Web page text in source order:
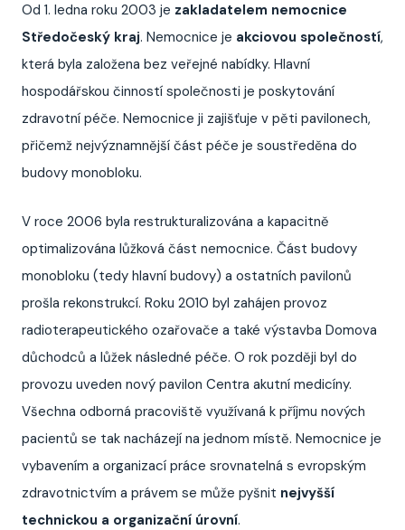
Od 1. ledna roku 2003 je zakladatelem nemocnice
Středočeský kraj. Nemocnice je akciovou společností,
která byla založena bez veřejné nabídky. Hlavní
hospodářskou činností společnosti je poskytování
zdravotní péče. Nemocnice ji zajišťuje v pěti pavilonech,
přičemž nejvýznamnější část péče je soustředěna do
budovy monobloku.
V roce 2006 byla restrukturalizována a kapacitně
optimalizována lůžková část nemocnice. Část budovy
monobloku (tedy hlavní budovy) a ostatních pavilonů
prošla rekonstrukcí. Roku 2010 byl zahájen provoz
radioterapeutického ozařovače a také výstavba Domova
důchodců a lůžek následné péče. O rok později byl do
provozu uveden nový pavilon Centra akutní medicíny.
Všechna odborná pracoviště využívaná k příjmu nových
pacientů se tak nacházejí na jednom místě. Nemocnice je
vybavením a organizací práce srovnatelná s evropským
zdravotnictvím a právem se může pyšnit nejvyšší
technickou a organizační úrovní.